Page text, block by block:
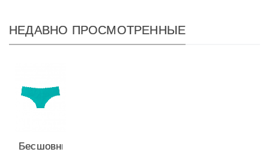
НЕДАВНО ПРОСМОТРЕННЫЕ
Бесшовные